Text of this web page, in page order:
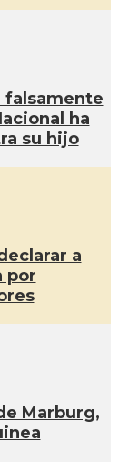
falsamente
ha
su hijo
a
por
Marburg,